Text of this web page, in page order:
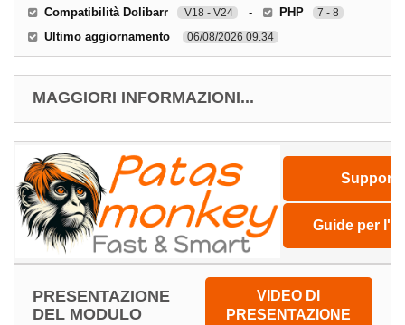
Compatibilità Dolibarr V18 - V24 - PHP 7 - 8
Ultimo aggiornamento 06/08/2026 09.34
MAGGIORI INFORMAZIONI...
Supporto
Guide per
PRESENTAZIONE
DEL MODULO
VIDEO DI
PRESENTAZIONE